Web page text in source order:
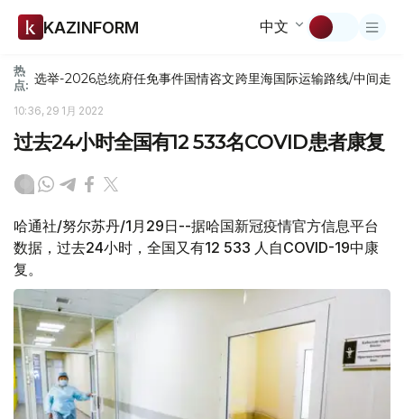
KAZINFORM 中文
热
点: 选举-2026总统府任免事件国情咨文跨里海国际运输路线/中间走廊
10:36, 29 1月 2022
过去24小时全国有12 533名COVID患者康复
哈通社/努尔苏丹/1月29日--据哈国新冠疫情官方信息平台
数据，过去24小时，全国又有12 533 人自COVID-19中康
复。